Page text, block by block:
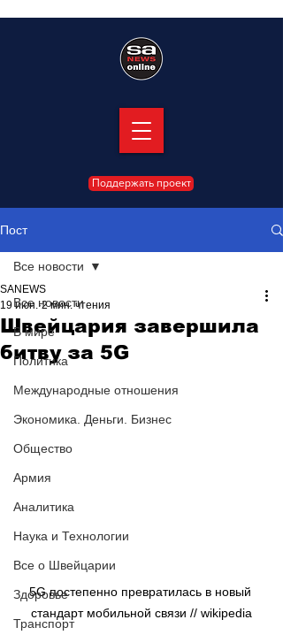
Поддержать проект
Пост
Все новости
В мире
Политика
Международные отношения
Экономика. Деньги. Бизнес
Общество
Армия
Аналитика
Наука и Технологии
Все о Швейцарии
Здоровье
Транспорт
Все новости
Швейцария завершила
битву за 5G
SANEWS
19 июн. 2 мин. чтения
5G постепенно превратилась в новый
стандарт мобильной связи // wikipedia